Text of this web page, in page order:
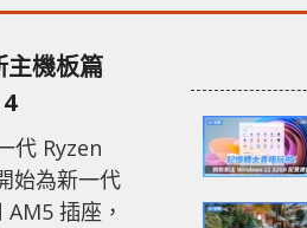
機板篇
代 Ryzen
始為新一代
插座，